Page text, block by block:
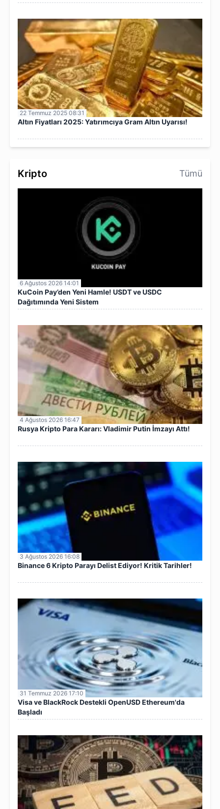
22 Temmuz 2025 08:31
Altın Fiyatları 2025: Yatırımcıya Gram Altın Uyarısı!
Kripto Tümü
6 Ağustos 2026 14:01
KuCoin Pay’den Yeni Hamle! USDT ve USDC
Dağıtımında Yeni Sistem
4 Ağustos 2026 16:47
Rusya Kripto Para Kararı: Vladimir Putin İmzayı Attı!
3 Ağustos 2026 16:08
Binance 6 Kripto Parayı Delist Ediyor! Kritik Tarihler!
31 Temmuz 2026 17:10
Visa ve BlackRock Destekli OpenUSD Ethereum'da
Başladı